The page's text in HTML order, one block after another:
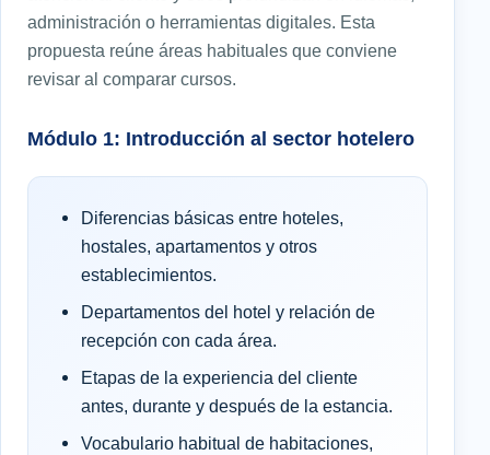
administración o herramientas digitales. Esta
propuesta reúne áreas habituales que conviene
revisar al comparar cursos.
Módulo 1: Introducción al sector hotelero
Diferencias básicas entre hoteles,
hostales, apartamentos y otros
establecimientos.
Departamentos del hotel y relación de
recepción con cada área.
Etapas de la experiencia del cliente
antes, durante y después de la estancia.
Vocabulario habitual de habitaciones,